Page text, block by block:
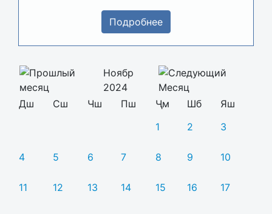
Подробнее
Ноябр
2024
Дш
Сш Чш Пш Ҷм Шб
Яш
1
2 3
4 5 6 7 8 9 10
11 12 13 14 15 16 17